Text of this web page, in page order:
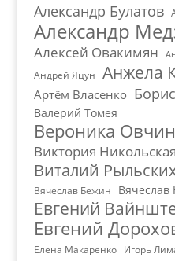
Александр Булатов
Александр
Алексей Овакимян
Андрей Яцун Анжела
Артём Власенко
Валерий Томея
Вероника
Виктория Никольская
Виталий
Вячеслав Бежин
Евгений
Евгений
Елена Макаренко Игорь